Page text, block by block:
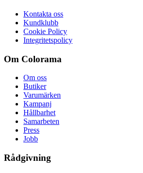
Kontakta oss
Kundklubb
Cookie Policy
Integritetspolicy
Om Colorama
Om oss
Butiker
Varumärken
Kampanj
Hållbarhet
Samarbeten
Press
Jobb
Rådgivning